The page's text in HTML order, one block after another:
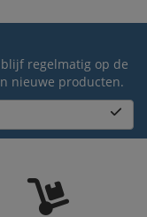
regelmatig op de
nieuwe producten.